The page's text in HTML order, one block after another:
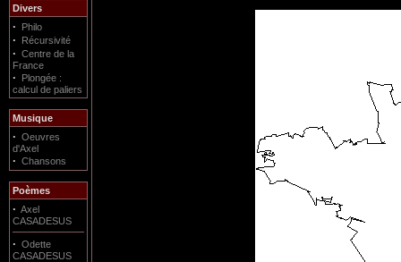
Divers
· Philo
· Récursivité
· Centre de la
France
·
Plongée :
calcul de paliers
Musique
· Oeuvres
d'Axel
· Chansons
Poèmes
· Axel
CASADESUS
· Odette
CASADESUS